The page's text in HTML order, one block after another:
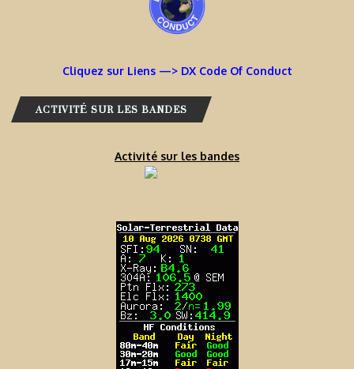
Cliquez sur Liens —> DX Code Of Conduct
ACTIVITÉ SUR LES BANDES
Activité sur les bandes